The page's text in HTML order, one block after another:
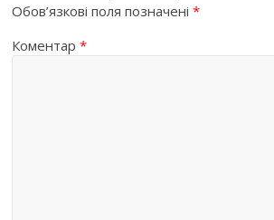
Обов’язкові поля позначені*
Коментар*